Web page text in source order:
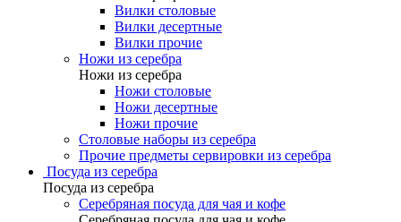
Вилки столовые
Вилки десертные
Вилки прочие
Ножи из серебра
Ножи из серебра
Ножи столовые
Ножи десертные
Ножи прочие
Столовые наборы из серебра
Прочие предметы сервировки из серебра
Посуда из серебра
Посуда из серебра
Серебряная посуда для чая и кофе